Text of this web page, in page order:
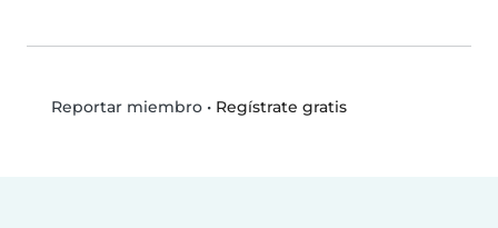
Reportar miembro• Regístrate gratis